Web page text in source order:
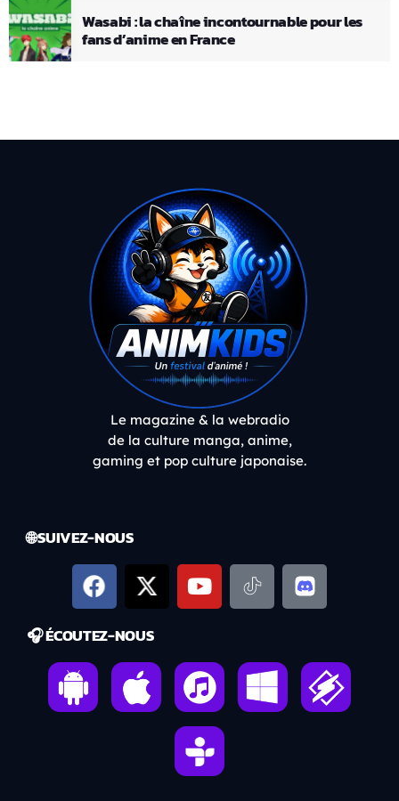
Wasabi : la chaîne incontournable pour les
fans d’anime en France
Le magazine & la webradio
de la culture manga, anime,
gaming et pop culture japonaise.
🌐 SUIVEZ-NOUS
🎧 ÉCOUTEZ-NOUS